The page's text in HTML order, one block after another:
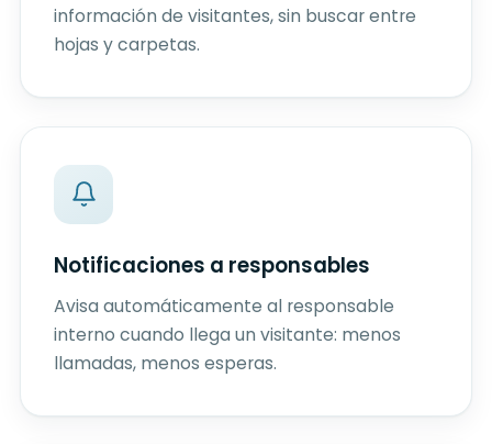
información de visitantes, sin buscar entre
hojas y carpetas.
Notificaciones a responsables
Avisa automáticamente al responsable
interno cuando llega un visitante: menos
llamadas, menos esperas.